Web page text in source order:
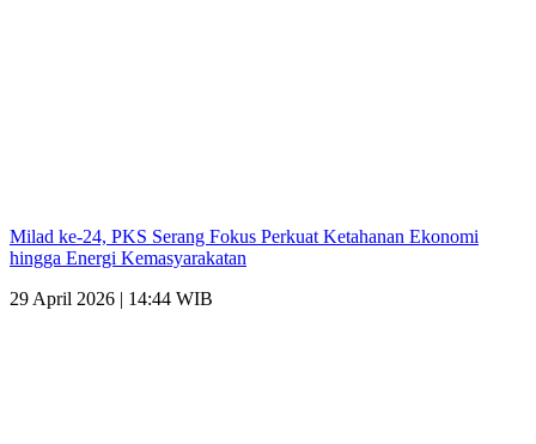
Milad ke-24, PKS Serang Fokus Perkuat Ketahanan Ekonomi
hingga Energi Kemasyarakatan
29 April 2026 | 14:44 WIB